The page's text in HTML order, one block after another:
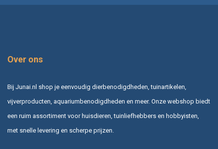
Over ons
Bij Junai.nl shop je eenvoudig dierbenodigdheden, tuinartikelen,
vijverproducten, aquariumbenodigdheden en meer. Onze webshop biedt
een ruim assortiment voor huisdieren, tuinliefhebbers en hobbyisten,
met snelle levering en scherpe prijzen.